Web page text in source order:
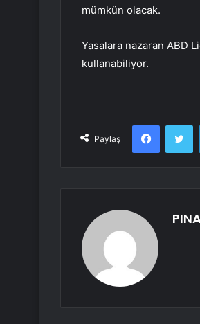
mümkün olacak.
Yasalara nazaran ABD
kullanabiliyor.
Paylaş